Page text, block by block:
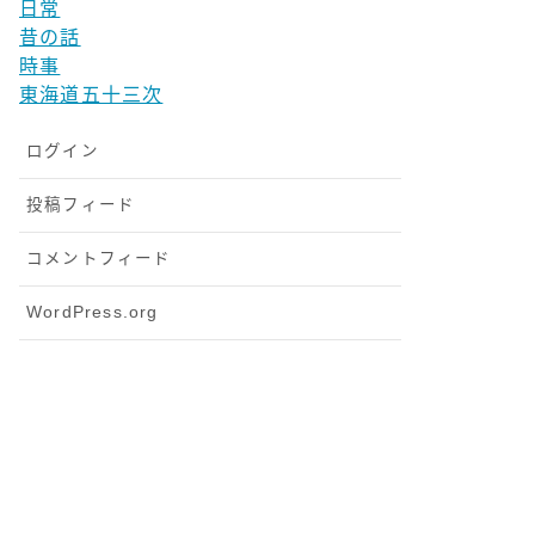
日常
昔の話
時事
東海道五十三次
ログイン
投稿フィード
コメントフィード
WordPress.org